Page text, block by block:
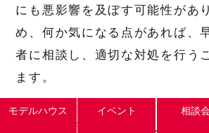
にも悪影響を及ぼす可能性があ
め、何か気になる点があれば、
者に相談し、適切な対処を行う
ます。
最後に、新築後の暮らしを快適
モデルハウス イベント 相談